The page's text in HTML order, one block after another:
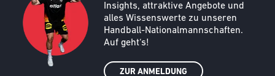
Insights, attraktive Angebote und
alles Wissenswerte zu unseren
Handball-Nationalmannschaften.
Auf geht‘s!
ZUR ANMELDUNG